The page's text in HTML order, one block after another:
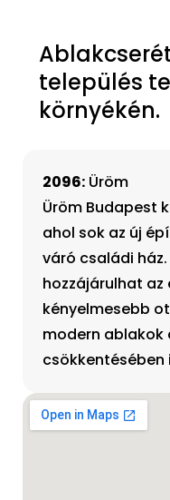
település
környékén.
2096: Üröm
Üröm Budapest
ahol sok az új
váró családi
hozzájárulhat
kényelmesebb
modern ablakok
csökkentésében